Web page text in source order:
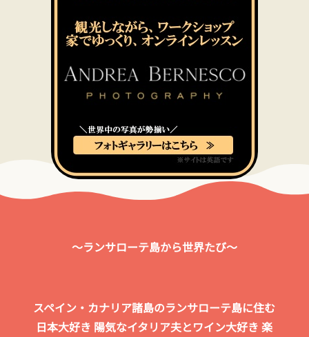
～ランサローテ島から世界たび～
スペイン・カナリア諸島のランサローテ島に住む
日本大好き 陽気なイタリア夫とワイン大好き 楽